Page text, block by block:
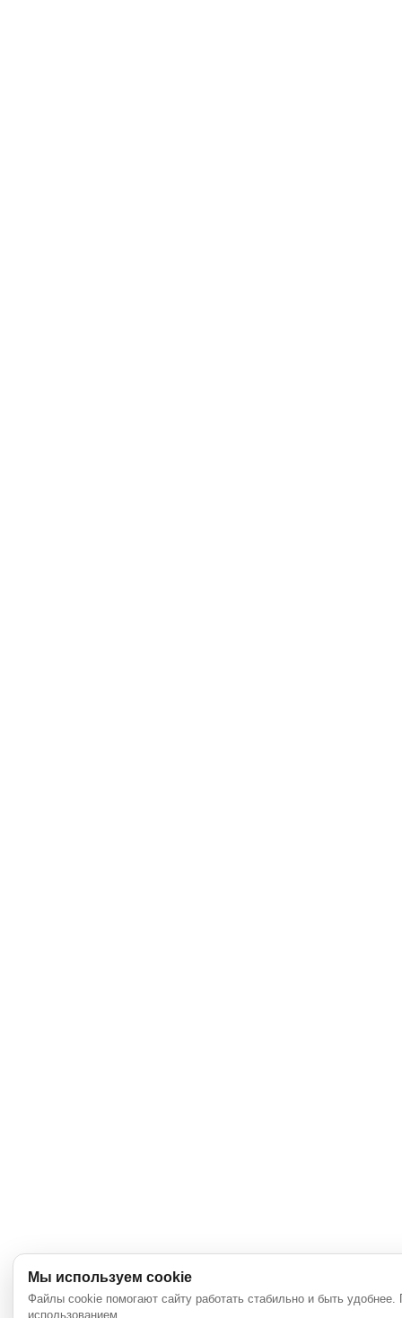
Мы используем cookie
Файлы cookie помогают сайту работать стабильно и быть
использованием.